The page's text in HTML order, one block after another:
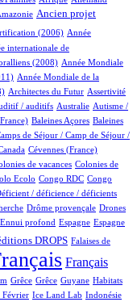
Ancien projet
(2006) Année
internationale de
(2008) Année Mondiale
Année Mondiale de la
Architectes du Futur Assertivité
/ auditifs Australie Autisme /
Baleines Açores Baleines
de Séjour / Camp de Séjour /
Cévennes (France)
de vacances Colonies de
Ecolo Congo RDC Congo
/ déficience / déficients
Drôme provençale Drones
Ennui profond Espagne Espagne
DROPS Falaises de
Français
Grêce Grêce Guyane Habitats
Ice Land Lab Indonésie